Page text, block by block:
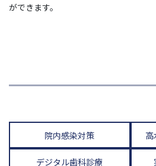
ができます。
院内感染対策
デジタル歯科診療